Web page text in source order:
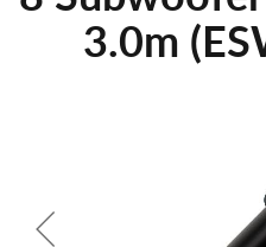
+7
+7
3.0m